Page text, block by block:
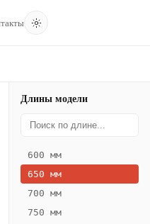
Длины модели
600 мм
650 мм
700 мм
750 мм